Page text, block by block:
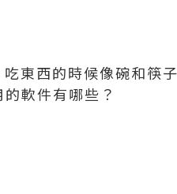
東西的時候像碗和筷子
軟件有哪些？